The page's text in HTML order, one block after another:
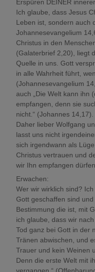
Erspüren DEINER
Ich glaube, dass Jesus
Leben ist, sondern auch
Johannesevangelium
Christus in den
(Galaterbrief 2,20), liegt
Quelle in uns. Gott
in alle Wahrheit führt,
(Johannesevangelium
auch „Die Welt kann ihn
empfangen, denn sie
nicht.“ (Johannes 14,17).
Daher lieber Wolfgang
lasst uns nicht
sich irgendwann als
Christus vertrauen und
wir Ihn empfangen
Erwachen:
Wer wir wirklich sind?
Gott geschaffen sind
Bestimmung die ist, mit
ich glaube, dass wir
Tod ganz bei Gott in der
Tränen abwischen, und
Trauer und kein Weinen
Denn die erste Welt mit